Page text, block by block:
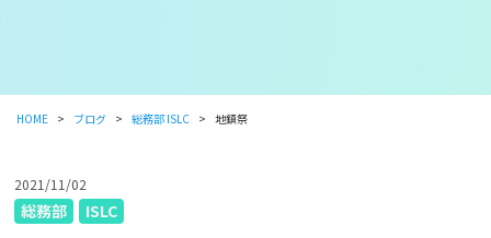
HOME ブログ 総務部 ISLC 地鎮祭
2021/11/02
総務部 ISLC